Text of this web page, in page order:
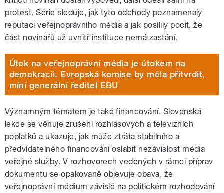
protest. Série sleduje, jak tyto odchody poznamenaly
reputaci veřejnoprávního média a jak posílily pocit, že
část novinářů už uvnitř instituce nemá zastání.
Útok na veřejnoprávní média je útokem na
demokracii. Evropská komise by měla přitvrdit,
míní generální ředitel EBU
Významným tématem je také financování. Slovenská
lekce se věnuje zrušení rozhlasových a televizních
poplatků a ukazuje, jak může ztráta stabilního a
předvídatelného financování oslabit nezávislost média
veřejné služby. V rozhovorech vedených v rámci příprav
dokumentu se opakovaně objevuje obava, že
veřejnoprávní médium závislé na politickém rozhodování